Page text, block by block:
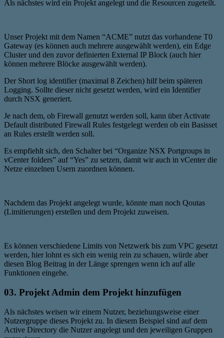
Als nächstes wird ein Projekt angelegt und die Resourcen zugeteilt.
Unser Projekt mit dem Namen “ACME” nutzt das vorhandene T0
Gateway (es können auch mehrere ausgewählt werden), ein Edge
Cluster und den zuvor definierten External IP Block (auch hier
können mehrere Blöcke ausgewählt werden).
Der Short log identifier (maximal 8 Zeichen) hilf beim späteren
Logging. Sollte dieser nicht gesetzt werden, wird ein Identifier
durch NSX generiert.
Je nach dem, ob Firewall genutzt werden soll, kann über Activate
Default distributed Firewall Rules festgelegt werden ob ein Basisset
an Rules erstellt werden soll.
Es empfiehlt sich, den Schalter bei “Organize NSX Portgroups in
vCenter folders” auf “Yes” zu setzen, damit wir auch in vCenter die
Netze einzelnen Usern zuordnen können.
Nachdem das Projekt angelegt wurde, könnte man noch Qoutas
(Limitierungen) erstellen und dem Projekt zuweisen.
Es können verschiedene Limits von Netzwerk bis zum VPC gesetzt
werden, hier lohnt es sich ein wenig rein zu schauen, würde aber
diesen Blog Beitrag in der Länge sprengen wenn ich auf alle
Funktionen eingehe.
03. Projekt Admin dem Projekt hinzufügen
Als nächstes weisen wir einem Nutzer, beziehungsweise einer
Nutzergruppe dieses Projekt zu. In diesem Beispiel sind auf dem
Active Directory die Nutzer angelegt und den jeweiligen Gruppen